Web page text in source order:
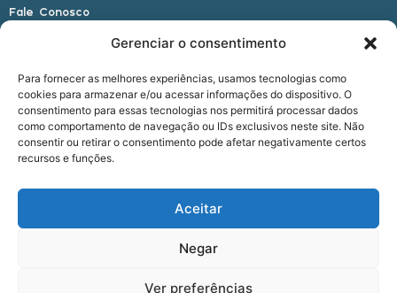
Gerenciar o consentimento
Para fornecer as melhores experiências, usamos tecnologias como
cookies para armazenar e/ou acessar informações do dispositivo. O
consentimento para essas tecnologias nos permitirá processar dados
como comportamento de navegação ou IDs exclusivos neste site. Não
consentir ou retirar o consentimento pode afetar negativamente certos
recursos e funções.
Aceitar
Negar
Ver preferências
Fale Conosco
E-mail: alagoasbrasilnoticias@gmail.com
Telefone: (82) 9 9691-0391 (Whatsapp)
Responsável Técnico: Crysthyan Carlos
Rua do Sau - Centro - Anadia - AL - CEP:
© 2022 - 2026 Alagoas Brasil Notícias. Todos os
direitos reservados.